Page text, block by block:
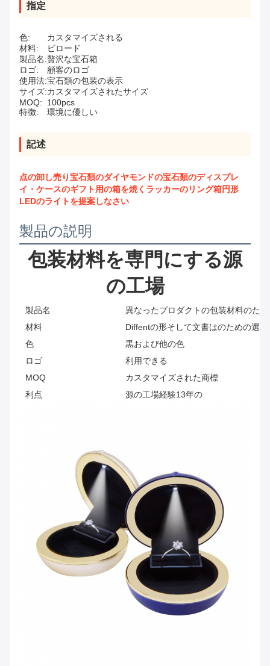
指定
色:
カスタマイズされる
材料:
ビロード
製品名:贅沢な宝石箱
ロゴ:
顧客のロゴ
使用法:宝石類の包装の表示
サイズ:カスタマイズされたサイズ
MOQ:
100pcs
特徴:
環境に優しい
記述
点の卸し売り宝石類のダイヤモンドの宝石類のディスプレ
イ・ケースのギフト用の箱を焼くラッカーのリング箱円形
LEDのライトを提案しなさい
製品の説明
包装材料を専門にする源
の工場
製品名
異なったプロダクトの包装材料のた
材料
Diffentの形そして文書はのための選ぶ
色
黒および他の色
ロゴ
利用できる
MOQ
カスタマイズされた商標
利点
源の工場経験13年の